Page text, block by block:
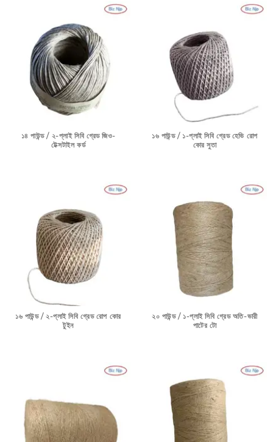
১৪ পাউন্ড / ২-প্লাই সিবি গ্রেড জিও-
টেক্সটাইল কর্ড
১৬ পাউন্ড / ১-প্লাই সিবি গ্রেড হেভি রোপ
কোর সুতা
১৬ পাউন্ড / ২-প্লাই সিবি গ্রেড রোপ কোর
টুইন
২০ পাউন্ড / ১-প্লাই সিবি গ্রেড অতি-ভারী
পাটের টো